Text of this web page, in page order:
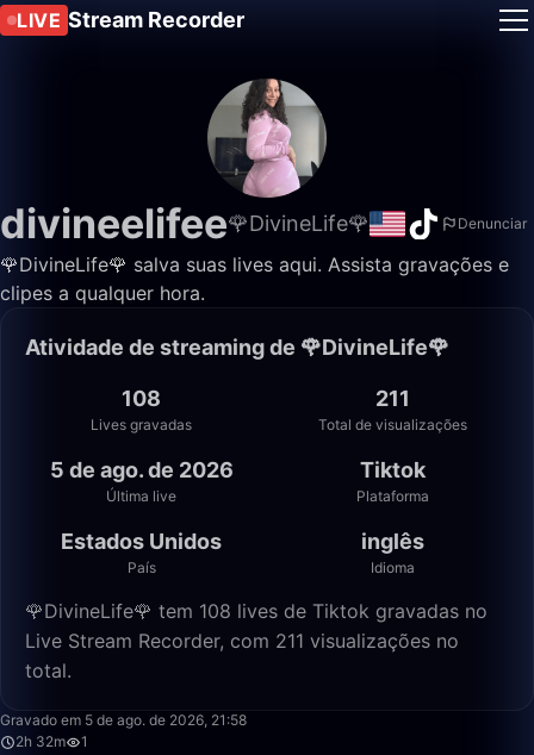
LIVE Stream Recorder
divineelifee🌹DivineLife🌹 Denunciar
🌹DivineLife🌹 salva suas lives aqui. Assista gravações e
clipes a qualquer hora.
Atividade de streaming de 🌹DivineLife🌹
108
Lives gravadas
211
Total de visualizações
5 de ago. de 2026
Última live
Tiktok
Plataforma
Estados Unidos
País
inglês
Idioma
🌹DivineLife🌹 tem 108 lives de Tiktok gravadas no
Live Stream Recorder, com 211 visualizações no
total.
Gravado em 5 de ago. de 2026, 21:58
2h 32m
1